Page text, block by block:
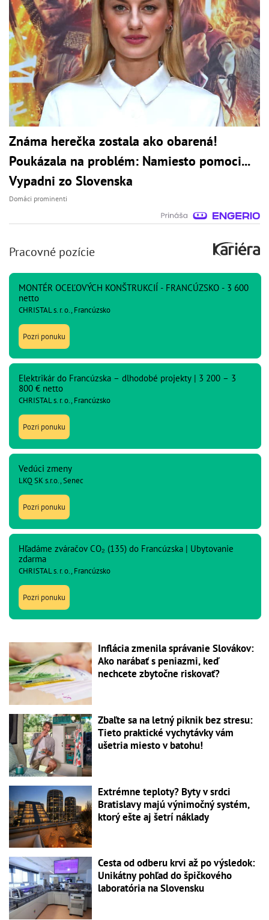
Známa herečka zostala ako obarená!
Poukázala na problém: Namiesto pomoci...
Vypadni zo Slovenska
Domáci prominenti
Pracovné pozície
MONTÉR OCEĽOVÝCH KONŠTRUKCIÍ - FRANCÚZSKO - 3 600
netto
CHRISTAL s. r. o., Francúzsko
Pozri ponuku
Elektrikár do Francúzska – dlhodobé projekty | 3 200 – 3
800 € netto
CHRISTAL s. r. o., Francúzsko
Pozri ponuku
Vedúci zmeny
LKQ SK s.r.o., Senec
Pozri ponuku
Hľadáme zváračov CO₂ (135) do Francúzska | Ubytovanie
zdarma
CHRISTAL s. r. o., Francúzsko
Pozri ponuku
Inflácia zmenila správanie Slovákov:
Ako narábať s peniazmi, keď
nechcete zbytočne riskovať?
Zbaľte sa na letný piknik bez stresu:
Tieto praktické vychytávky vám
ušetria miesto v batohu!
Extrémne teploty? Byty v srdci
Bratislavy majú výnimočný systém,
ktorý ešte aj šetrí náklady
Cesta od odberu krvi až po výsledok:
Unikátny pohľad do špičkového
laboratória na Slovensku